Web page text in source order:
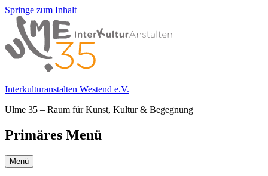
Springe zum Inhalt
Interkulturanstalten Westend e.V.
Ulme 35 – Raum für Kunst, Kultur & Begegnung
Primäres Menü
Menü